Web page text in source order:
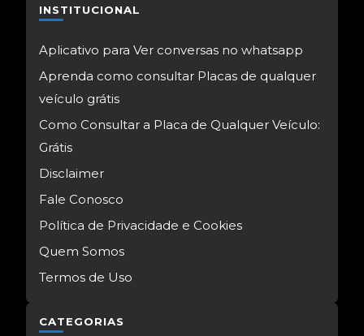
INSTITUCIONAL
Aplicativo para Ver conversas no whatsapp
Aprenda como consultar Placas de qualquer
veículo grátis
Como Consultar a Placa de Qualquer Veículo:
Grátis
Disclaimer
Fale Conosco
Política de Privacidade e Cookies
Quem Somos
Termos de Uso
CATEGORIAS